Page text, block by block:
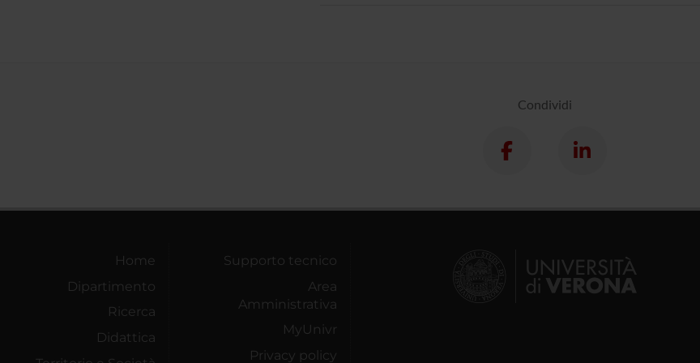
Condividi
Home
Dipartimento
Ricerca
Didattica
Supporto tecnico
Area
Amministrativa
MyUnivr
Privacy policy